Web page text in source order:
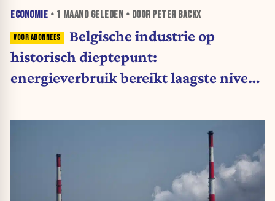
ECONOMIE • 1 MAANDGELEDEN • DOOR PETER BACKX
Belgische industrie op
historisch dieptepunt:
energieverbruik bereikt laagste niveau